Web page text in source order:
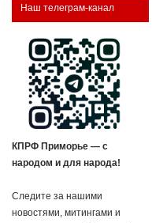
Наш телеграм-канал
КПРФ Приморье — с
народом и для народа!
Следите за нашими
новостями, митингами и